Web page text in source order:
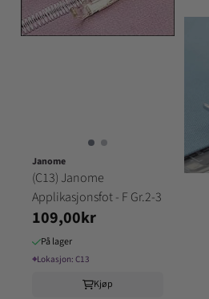
Janome
(C13) Janome
Applikasjonsfot - F Gr.2-3
109,00kr
På lager
⌖Lokasjon: C13
Kjøp